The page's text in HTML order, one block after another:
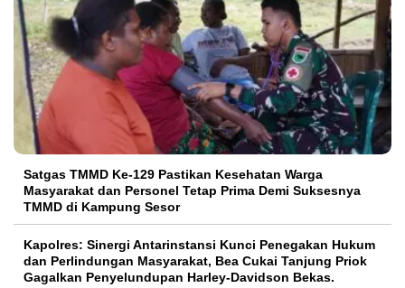
Satgas TMMD Ke-129 Pastikan Kesehatan Warga
Masyarakat dan Personel Tetap Prima Demi Suksesnya
TMMD di Kampung Sesor
Kapolres: Sinergi Antarinstansi Kunci Penegakan Hukum
dan Perlindungan Masyarakat, Bea Cukai Tanjung Priok
Gagalkan Penyelundupan Harley-Davidson Bekas.